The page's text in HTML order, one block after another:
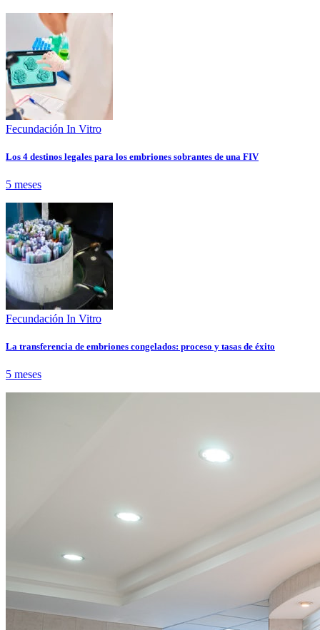
Fecundación In Vitro
Los 4 destinos legales para los embriones sobrantes de una FIV
5 meses
Fecundación In Vitro
La transferencia de embriones congelados: proceso y tasas de éxito
5 meses